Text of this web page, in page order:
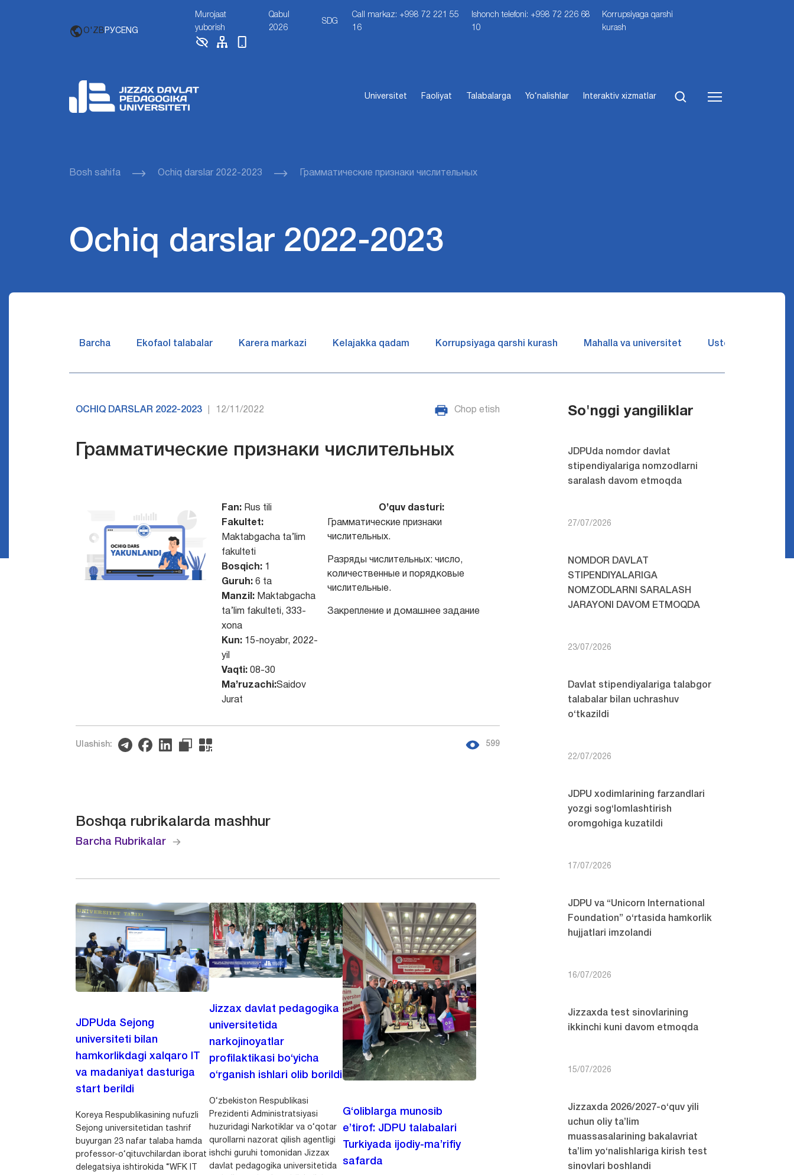
O'ZB РУСENG
Murojaat
yuborish
Qabul
2026
SDG
Call markaz: +998 72 221 55
16
Ishonch telefoni: +998 72 226 68
10
Korrupsiyaga qarshi
kurash
Universitet Faoliyat Talabalarga Yo‘nalishlar Interaktiv xizmatlar
Bosh sahifa Ochiq darslar 2022-2023 Грамматические признаки числительных
Ochiq darslar 2022-2023
Barcha Ekofaol talabalar Karera markazi Kelajakka qadam Korrupsiyaga qarshi kurash Mahalla va universitet Ustozlar suhbatin
OCHIQ DARSLAR 2022-2023 12/11/2022 Chop etish
Грамматические признаки числительных
Fan: Rus tili
Fakultet:
Maktabgacha ta’lim
fakulteti
Bosqich: 1
Guruh: 6 ta
Manzil: Maktabgacha
ta’lim fakulteti, 333-
xona
Kun: 15-noyabr, 2022-
yil
Vaqti: 08-30
Ma’ruzachi:Saidov
Jurat
O’quv dasturi:
Грамматические признаки
числительных.
Разряды числительных: число,
количественные и порядковые
числительные.
Закрепление и домашнее задание
Ulashish: 599
Boshqa rubrikalarda mashhur
Barcha Rubrikalar
JDPUda Sejong
universiteti bilan
hamkorlikdagi xalqaro IT
va madaniyat dasturiga
start berildi
Koreya Respublikasining nufuzli
Sejong universitetidan tashrif
buyurgan 23 nafar talaba hamda
professor-o‘qituvchilardan iborat
delegatsiya ishtirokida “WFK IT
Jizzax davlat pedagogika
universitetida
narkojinoyatlar
profilaktikasi bo‘yicha
o‘rganish ishlari olib borildi
O‘zbekiston Respublikasi
Prezidenti Administratsiyasi
huzuridagi Narkotiklar va o‘qotar
qurollarni nazorat qilish agentligi
ishchi guruhi tomonidan Jizzax
davlat pedagogika universitetida
G‘oliblarga munosib
e’tirof: JDPU talabalari
Turkiyada ijodiy-ma’rifiy
safarda
So'nggi yangiliklar
JDPUda nomdor davlat
stipendiyalariga nomzodlarni
saralash davom etmoqda
27/07/2026
NOMDOR DAVLAT
STIPENDIYALARIGA
NOMZODLARNI SARALASH
JARAYONI DAVOM ETMOQDA
23/07/2026
Davlat stipendiyalariga talabgor
talabalar bilan uchrashuv
o‘tkazildi
22/07/2026
JDPU xodimlarining farzandlari
yozgi sog‘lomlashtirish
oromgohiga kuzatildi
17/07/2026
JDPU va “Unicorn International
Foundation” o‘rtasida hamkorlik
hujjatlari imzolandi
16/07/2026
Jizzaxda test sinovlarining
ikkinchi kuni davom etmoqda
15/07/2026
Jizzaxda 2026/2027-o‘quv yili
uchun oliy ta’lim
muassasalarining bakalavriat
ta’lim yo‘nalishlariga kirish test
sinovlari boshlandi